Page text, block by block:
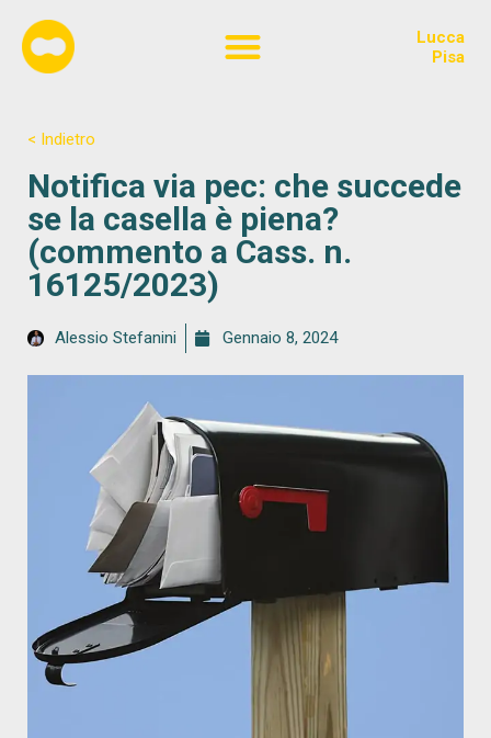
Lucca
Pisa
< Indietro
Notifica via pec: che succede
se la casella è piena?
(commento a Cass. n.
16125/2023)
Alessio Stefanini Gennaio 8, 2024